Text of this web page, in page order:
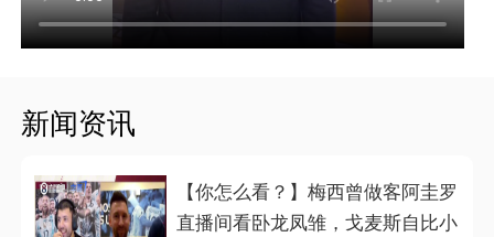
新闻资讯
【你怎么看？】梅西曾做客阿圭罗
直播间看卧龙凤雏，戈麦斯自比小